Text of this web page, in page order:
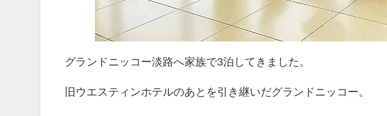
グランドニッコー淡路へ家族で3泊してきました。
旧ウエスティンホテルのあとを引き継いだグランドニッコー。